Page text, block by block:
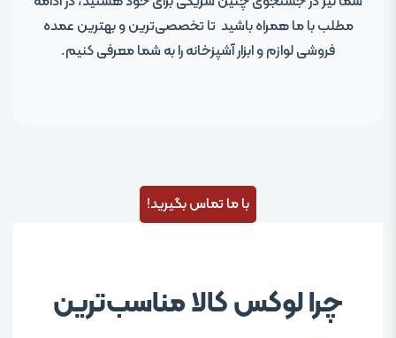
مطلب با ما همراه باشید تا تخصصی‌ترین و بهترین عمده
فروشی لوازم و ابزار آشپزخانه را به شما معرفی کنیم.
با ما تماس بگیرید!
چرا لوکس کالا مناسب‌ترین